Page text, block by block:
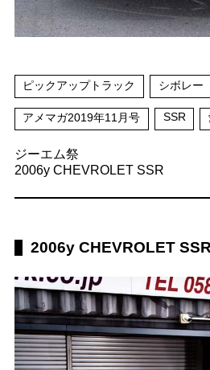
ピックアップトラック シボレー
アメマガ2019年11月号 SSR
ジーエム祭
2006y CHEVROLET SSR
2006y CHEVROLET SSR